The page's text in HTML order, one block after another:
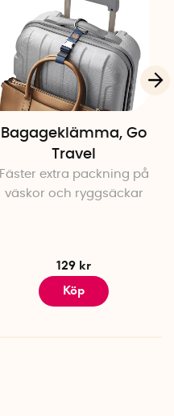
Bagageklämma, Go
Travel
Fäster extra packning på
väskor och ryggsäckar
129 kr
Köp